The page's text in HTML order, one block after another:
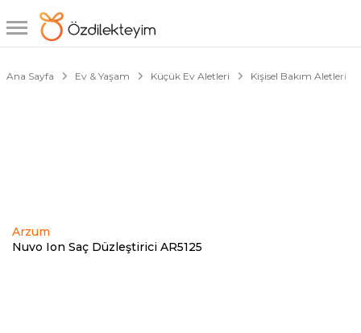
Ana Sayfa Ev & Yaşam Küçük Ev Aletleri Kişisel Bakım Aletleri
Arzum
Nuvo Ion Saç Düzleştirici AR5125
1/2